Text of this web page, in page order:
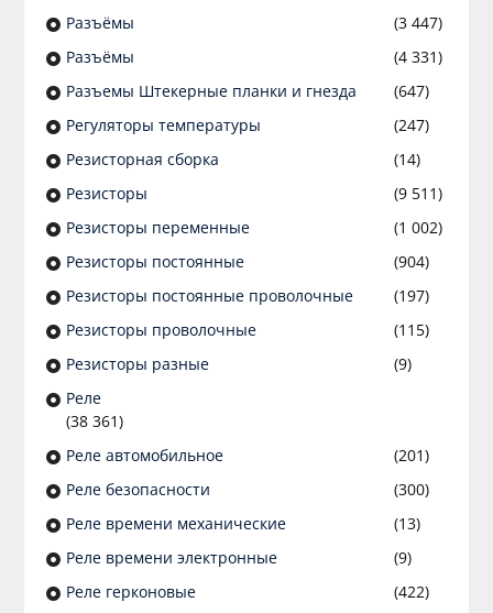
Разъёмы
(3 447)
Разъёмы
(4 331)
Разъемы Штекерные планки и гнезда
(647)
Регуляторы температуры
(247)
Резисторная сборка
(14)
Резисторы
(9 511)
Резисторы переменные
(1 002)
Резисторы постоянные
(904)
Резисторы постоянные проволочные
(197)
Резисторы проволочные
(115)
Резисторы разные
(9)
Реле
(38 361)
Реле автомобильное
(201)
Реле безопасности
(300)
Реле времени механические
(13)
Реле времени электронные
(9)
Реле герконовые
(422)